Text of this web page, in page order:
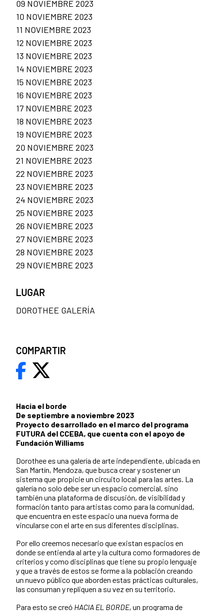
Hacia el borde
De septiembre a noviembre 2023
Proyecto desarrollado en el marco del programa
FUTURA del CCEBA, que cuenta con el apoyo de
Fundación Williams
Dorothee es una galería de arte independiente, ubicada en
San Martín, Mendoza, que busca crear y sostener un
sistema que propicie un circuito local para las artes. La
galería no solo debe ser un espacio comercial, sino
también una plataforma de discusión, de visibilidad y
formación tanto para artistas como para la comunidad,
que encuentra en este espacio una nueva forma de
vincularse con el arte en sus diferentes disciplinas.
Por ello creemos necesario que existan espacios en
donde se entienda al arte y la cultura como formadores de
criterios y como disciplinas que tiene su propio lenguaje
y que a través de estos se forme a la población creando
un nuevo público que aborden estas prácticas culturales,
las consuman y repliquen a su vez en su territorio.
Para esto se creó HACIA EL BORDE, un programa de
09 NOVIEMBRE 2023
10 NOVIEMBRE 2023
11 NOVIEMBRE 2023
12 NOVIEMBRE 2023
13 NOVIEMBRE 2023
14 NOVIEMBRE 2023
15 NOVIEMBRE 2023
16 NOVIEMBRE 2023
17 NOVIEMBRE 2023
18 NOVIEMBRE 2023
19 NOVIEMBRE 2023
20 NOVIEMBRE 2023
21 NOVIEMBRE 2023
22 NOVIEMBRE 2023
23 NOVIEMBRE 2023
24 NOVIEMBRE 2023
25 NOVIEMBRE 2023
26 NOVIEMBRE 2023
27 NOVIEMBRE 2023
28 NOVIEMBRE 2023
29 NOVIEMBRE 2023
LUGAR
DOROTHEE GALERÍA
COMPARTIR